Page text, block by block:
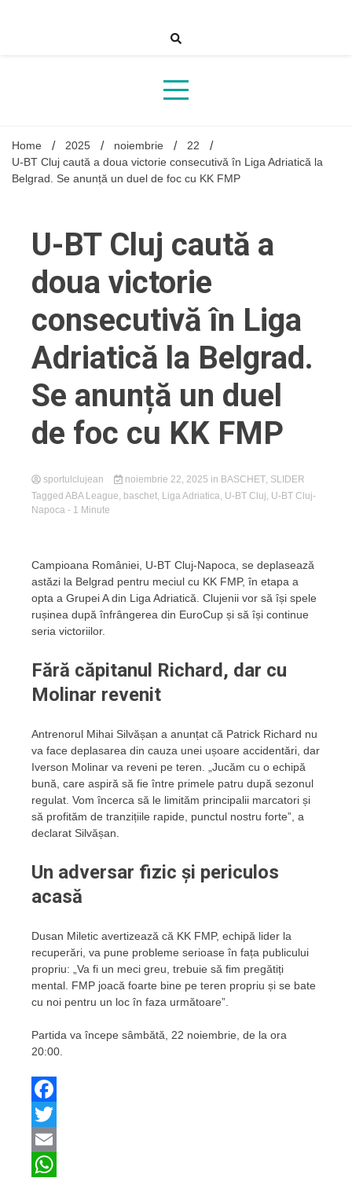
Home 2025 noiembrie
22
U-BT Cluj caută a doua victorie consecutivă în Liga Adriatică la
Belgrad. Se anunță un duel de foc cu KK FMP
U-BT Cluj caută a
doua victorie
consecutivă în Liga
Adriatică la Belgrad.
Se anunță un duel
de foc cu KK FMP
sportulclujean noiembrie 22, 2025 in BASCHET, SLIDER
Tagged ABA League, baschet, Liga Adriatica, U-BT Cluj, U-BT Cluj-
Napoca - 1 Minute
Campioana României, U-BT Cluj-Napoca, se deplasează
astăzi la Belgrad pentru meciul cu KK FMP, în etapa a
opta a Grupei A din Liga Adriatică. Clujenii vor să își spele
rușinea după înfrângerea din EuroCup și să își continue
seria victoriilor.
Fără căpitanul Richard, dar cu
Molinar revenit
Antrenorul Mihai Silvășan a anunțat că Patrick Richard nu
va face deplasarea din cauza unei ușoare accidentări, dar
Iverson Molinar va reveni pe teren. „Jucăm cu o echipă
bună, care aspiră să fie între primele patru după sezonul
regulat. Vom încerca să le limităm principalii marcatori și
să profităm de tranzițiile rapide, punctul nostru forte”, a
declarat Silvășan.
Un adversar fizic și periculos
acasă
Dusan Miletic avertizează că KK FMP, echipă lider la
recuperări, va pune probleme serioase în fața publicului
propriu: „Va fi un meci greu, trebuie să fim pregătiți
mental. FMP joacă foarte bine pe teren propriu și se bate
cu noi pentru un loc în faza următoare”.
Partida va începe sâmbătă, 22 noiembrie, de la ora
20:00.
Facebook
Twitter
Email